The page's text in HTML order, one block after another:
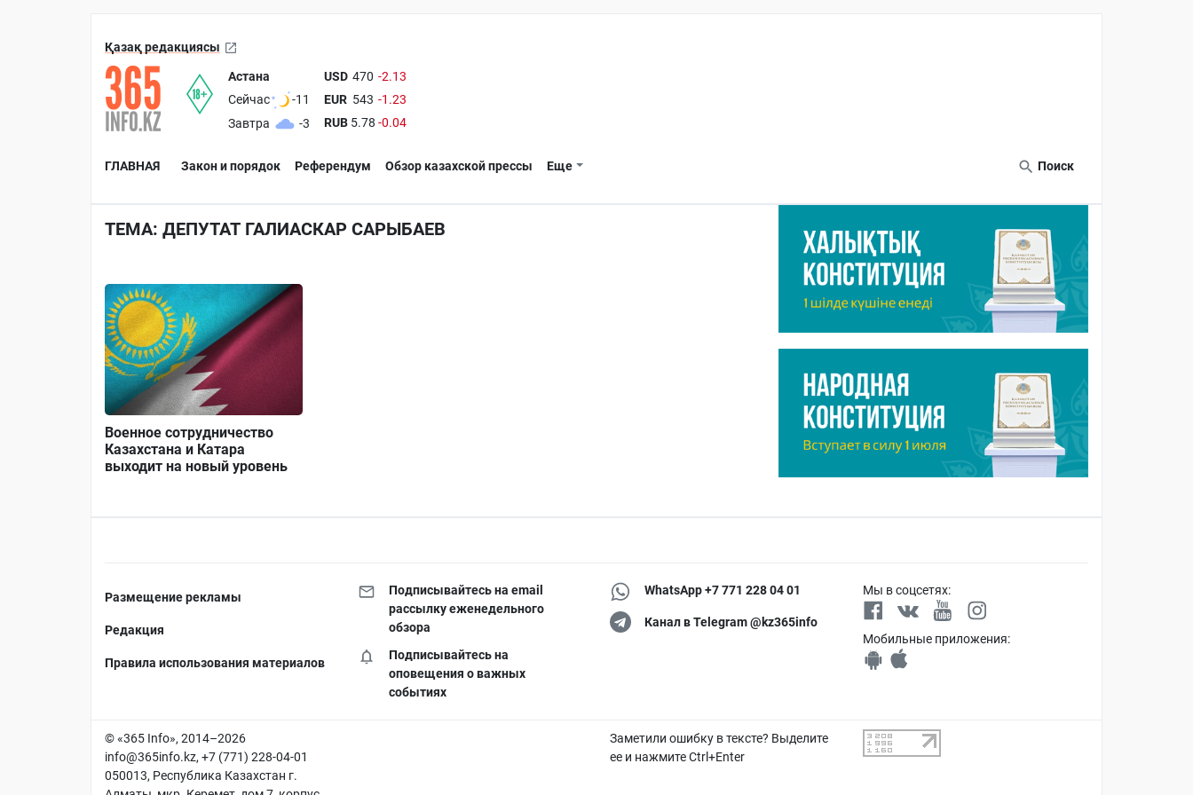
Қазақ редакциясы
Астана
Сейчас
-11
Завтра
-3
USD 470 -2.13
EUR 543 -1.23
RUB 5.78 -0.04
ГЛАВНАЯ Закон и порядок Референдум Обзор казахской прессы Еще Поиск
ТЕМА: ДЕПУТАТ ГАЛИАСКАР САРЫБАЕВ
Военное сотрудничество
Казахстана и Катара
выходит на новый уровень
Размещение рекламы
Редакция
Правила использования материалов
Подписывайтесь на email
рассылку еженедельного
обзора
Подписывайтесь на
оповещения о важных
событиях
WhatsApp +7 771 228 04 01
Канал в Telegram @kz365info
Мы в соцсетях:
Мобильные приложения:
© «365 Info», 2014–2026
info@365info.kz, +7 (771) 228-04-01
050013, Республика Казахстан г.
Заметили ошибку в тексте? Выделите
ее и нажмите Ctrl+Enter